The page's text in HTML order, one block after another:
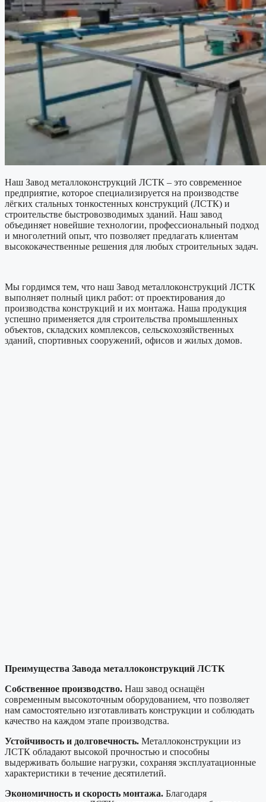
Наш Завод металлоконструкций ЛСТК – это современное
предприятие, которое специализируется на производстве
лёгких стальных тонкостенных конструкций (ЛСТК) и
строительстве быстровозводимых зданий. Наш завод
объединяет новейшие технологии, профессиональный подход
и многолетний опыт, что позволяет предлагать клиентам
высококачественные решения для любых строительных задач.
Мы гордимся тем, что наш Завод металлоконструкций ЛСТК
выполняет полный цикл работ: от проектирования до
производства конструкций и их монтажа. Наша продукция
успешно применяется для строительства промышленных
объектов, складских комплексов, сельскохозяйственных
зданий, спортивных сооружений, офисов и жилых домов.
Преимущества Завода металлоконструкций ЛСТК
Собственное производство. Наш завод оснащён
современным высокоточным оборудованием, что позволяет
нам самостоятельно изготавливать конструкции и соблюдать
качество на каждом этапе производства.
Устойчивость и долговечность. Металлоконструкции из
ЛСТК обладают высокой прочностью и способны
выдерживать большие нагрузки, сохраняя эксплуатационные
характеристики в течение десятилетий.
Экономичность и скорость монтажа. Благодаря